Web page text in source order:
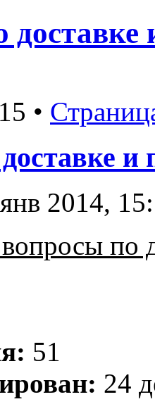
•
и
2014,
по
51
24